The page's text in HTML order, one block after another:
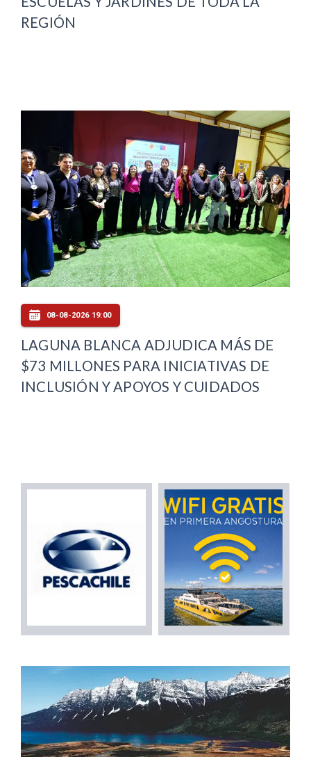
REGIÓN
08-08-2026 19:00
LAGUNA BLANCA ADJUDICA MÁS DE
$73 MILLONES PARA INICIATIVAS DE
INCLUSIÓN Y APOYOS Y CUIDADOS